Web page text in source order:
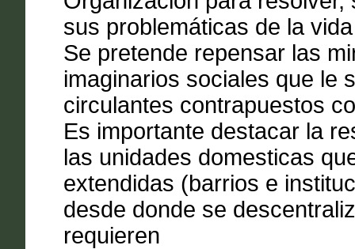
sus problemáticas de la
Se pretende repensar las
imaginarios sociales que le
circulantes contrapuestos
Es importante destacar la
las unidades domesticas
extendidas (barrios e
desde donde se
requieren